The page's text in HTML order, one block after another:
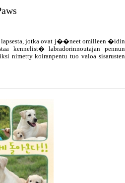
lapsesta, jotka ovat j��neet omilleen �idin
kennelist� labradorinnoutajan pennun
nimetty koiranpentu tuo valoa sisarusten